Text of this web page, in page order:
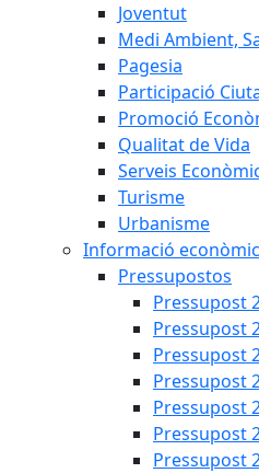
Joventut
Medi Ambient,
Pagesia
Participació
Promoció
Qualitat de Vida
Serveis
Turisme
Urbanisme
Informació
Pressupostos
Pressupost
Pressupost
Pressupost
Pressupost
Pressupost
Pressupost
Pressupost